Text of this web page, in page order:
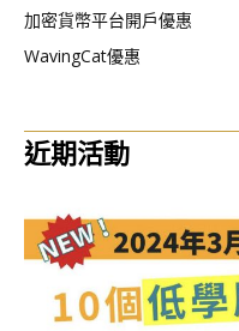
加密貨幣平台開戶優惠
WavingCat優惠
近期活動